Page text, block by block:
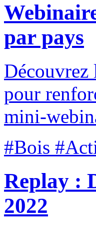
par pays
Découvrez
pour
mini-
#Bois
Replay :
2022